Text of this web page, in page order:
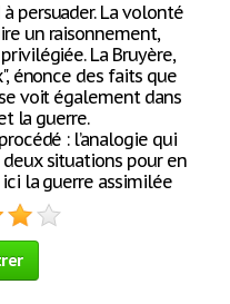
persuader. La volonté
un raisonnement,
La Bruyère,
énonce des faits que
voit également dans
la guerre.
: l’analogie qui
situations pour en
la guerre assimilée